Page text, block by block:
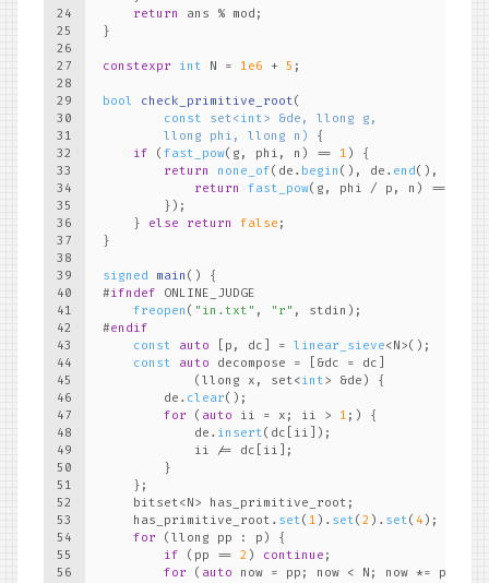
24
25
26
27
28
29
30
31
32
33
34
35
36
37
38
39
40
41
42
43
44
45
46
47
48
49
50
51
52
53
54
55
56
return
ans % mod;
}
constexpr int N = 1e6 + 5 ;
bool check_primitive_root(
const set<int> &de, llong g,
        llong phi, llong n)
{
if ( fast_pow(g, phi, n) == 1 ) {
return
none_of(de. begin (), de. end(), [&](
return fast_pow(g, phi / p, n) ==
        });
    }
else return false ;
}
signed main ()
{
#ifndef ONLINE_JUDGE
freopen ( "in.txt" , "r" , stdin);
#endif
const auto [p, dc] = linear_sieve<N>();
const auto decompose = [&dc = dc]
            (llong x, set<
int> &de) {
        de.
clear();
for ( auto ii = x; ii > 1 ;) {
            de.
insert(dc[ii]);
            ii /= dc[ii];
        }
    };
    bitset<N> has_primitive_root;
    has_primitive_root.
set( 1 ). set( 2 ). set( 4 );
for (llong pp : p) {
if (pp == 2 ) continue ;
for ( auto now = pp; now < N; now *= pp) {